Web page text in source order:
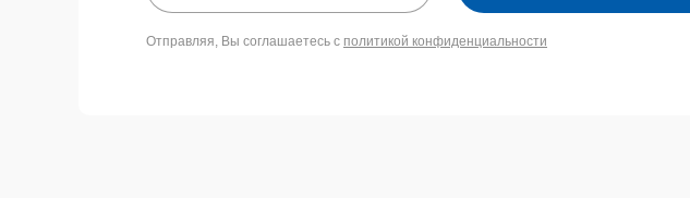
Отправляя, Вы соглашаетесь с политикой конфиденциальности